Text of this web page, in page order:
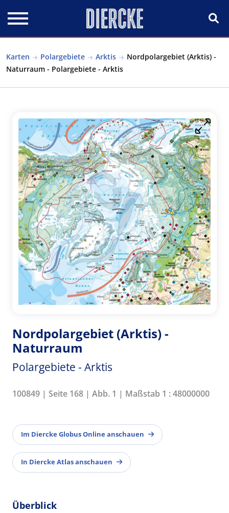
Karten Polargebiete Arktis
Nordpolargebiet (Arktis) -
Naturraum - Polargebiete - Arktis
Nordpolargebiet (Arktis) -
Naturraum
Polargebiete - Arktis
100849 | Seite 168 | Abb. 1 | Maßstab 1 : 48000000
Im Diercke Globus Online anschauen
In Diercke Atlas anschauen
Überblick